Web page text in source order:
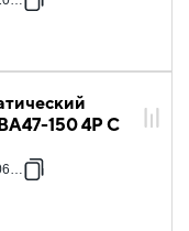
150 4P C
C